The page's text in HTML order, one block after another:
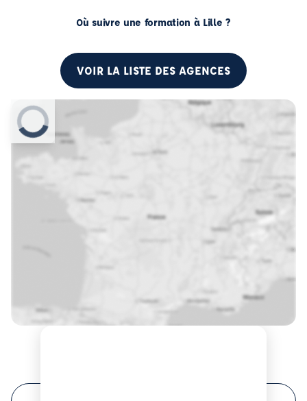
Où suivre une formation à Lille ?
VOIR LA LISTE DES AGENCES